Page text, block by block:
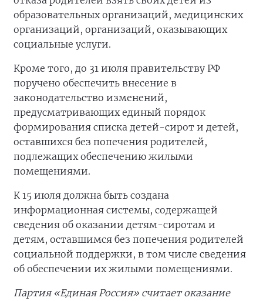
образовательных организаций, медицинских
организаций, организаций, оказывающих
социальные услуги.
Кроме того, до 31 июля правительству РФ
поручено обеспечить внесение в
законодательство изменений,
предусматривающих единый порядок
формирования списка детей-сирот и детей,
оставшихся без попечения родителей,
подлежащих обеспечению жилыми
помещениями.
К 15 июля должна быть создана
информационная системы, содержащей
сведения об оказании детям-сиротам и
детям, оставшимся без попечения родителей
социальной поддержки, в том числе сведения
об обеспечении их жилыми помещениями.
Партия «Единая Россия» считает оказание